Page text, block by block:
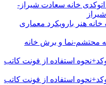
اتوکدی خانه سعادت شیراز-
خانه هنر بارویکرد معماری
محتشم-نما و برش خانه
استفاده از فونت کاتب
استفاده از فونت کاتب